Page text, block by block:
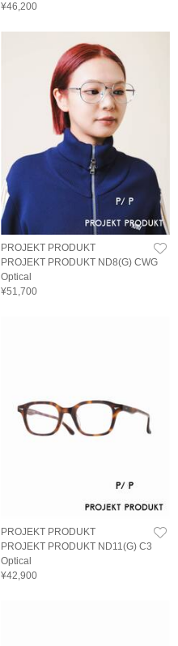
¥46,200
PROJEKT PRODUKT
PROJEKT PRODUKT ND8(G) CWG
Optical
¥51,700
PROJEKT PRODUKT
PROJEKT PRODUKT ND11(G) C3
Optical
¥42,900